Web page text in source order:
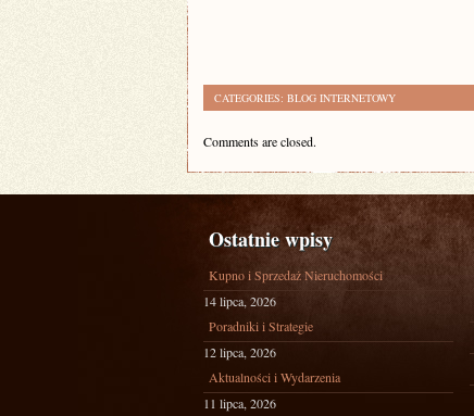
CATEGORIES: BLOG INTERNETOWY
Comments are closed.
Ostatnie wpisy
Kupno i Sprzedaż Nieruchomości
14 lipca, 2026
Poradniki i Strategie
12 lipca, 2026
Aktualności i Wydarzenia
11 lipca, 2026